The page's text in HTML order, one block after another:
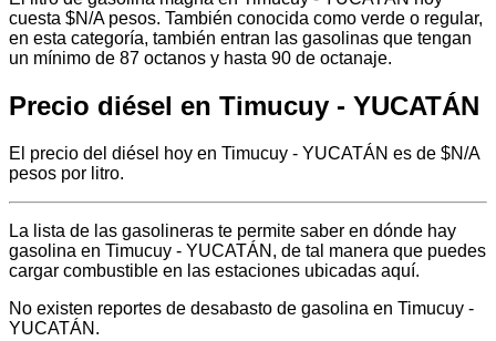
cuesta $N/A pesos. También conocida como verde o regular,
en esta categoría, también entran las gasolinas que tengan
un mínimo de 87 octanos y hasta 90 de octanaje.
Precio diésel en Timucuy - YUCATÁN
El precio del diésel hoy en Timucuy - YUCATÁN es de $N/A
pesos por litro.
La lista de las gasolineras te permite saber en dónde hay
gasolina en Timucuy - YUCATÁN, de tal manera que puedes
cargar combustible en las estaciones ubicadas aquí.
No existen reportes de desabasto de gasolina en Timucuy -
YUCATÁN.